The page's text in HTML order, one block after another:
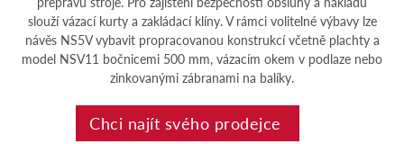
slouží vázací kurty a zakládací klíny. V rámci volitelné výbavy lze
návěs NS5V vybavit propracovanou konstrukcí včetně plachty a
model NSV11 bočnicemi 500 mm, vázacím okem v podlaze nebo
zinkovanými zábranami na balíky.
Chci najít svého prodejce